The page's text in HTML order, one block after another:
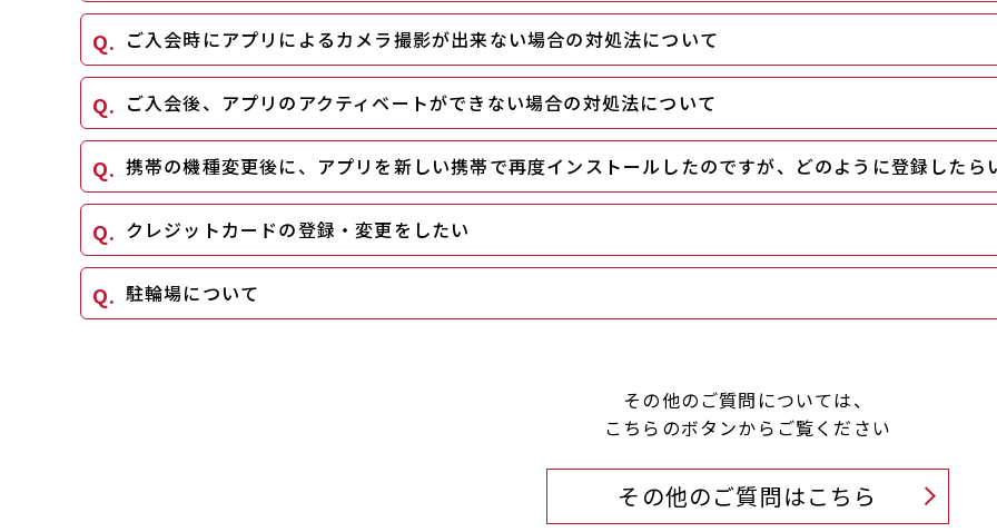
ご入会時にアプリによるカメラ撮影が出来ない場合の対処法について
ご入会後、アプリのアクティベートができない場合の対処法について
携帯の機種変更後に、アプリを新しい携帯で再度インストールしたのですが、どのように登録したら
クレジットカードの登録・変更をしたい
駐輪場について
その他のご質問については、
こちらのボタンからご覧ください
その他のご質問はこちら